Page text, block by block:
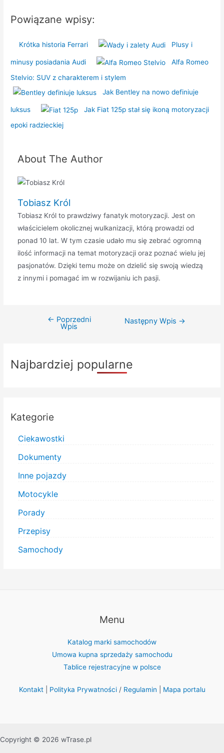
Powiązane wpisy:
Krótka historia Ferrari Plusy i
minusy posiadania Audi
Alfa Romeo
Stelvio: SUV z charakterem i stylem
Jak Bentley na nowo definiuje
luksus
Jak Fiat 125p stał się ikoną motoryzacji
epoki radzieckiej
About The Author
Tobiasz Król
Tobiasz Król to prawdziwy fanatyk motoryzacji. Jest on
właścicielem okolicznej wulkanizacji, którą prowadzi od
ponad 10 lat. W tym czasie udało mu się zebrać ogromną
ilość informacji na temat motoryzacji oraz poznać wielu jej
pasjonatów. Dzięki temu może on dzielić się swoją wiedzą
z innymi i pomagać im w rozwijaniu ich pasji.
Nawigacja
← Poprzedni
Wpis
Następny Wpis →
Najbardziej popularne
Kategorie
Ciekawostki
Dokumenty
Inne pojazdy
Motocykle
Porady
Przepisy
Samochody
Menu
Katalog marki samochodów
Umowa kupna sprzedaży samochodu
Tablice rejestracyjne w polsce
Kontakt| Polityka Prywatności/ Regulamin Mapa portalu
Copyright © 2026 wTrase.pl